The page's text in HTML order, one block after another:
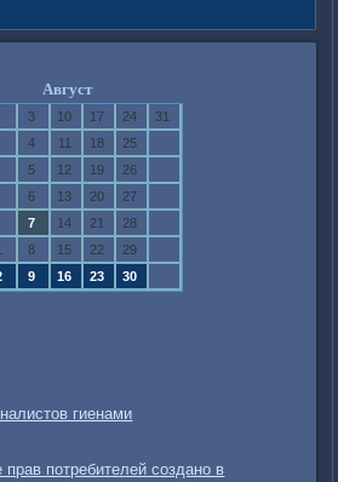
Август
3 10 17 24
31
4 11 18
25
5 12 19
26
6 13 20
27
7 14 21
28
8 15 22
29
9 16 23 30
гиенами
прав потребителей создано в